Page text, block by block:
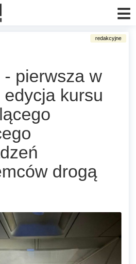
pierwsza w
kursu
drogą